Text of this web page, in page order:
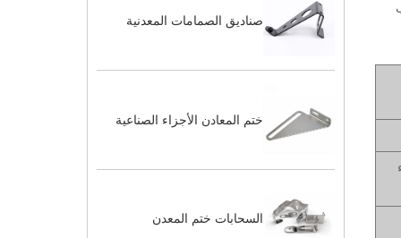
صناديق الصمامات المعدنية
ختم المعادن الأجزاء الصناعية
السحابات ختم المعدن